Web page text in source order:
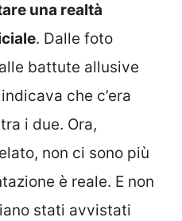
una realtà
. Dalle foto
battute allusive
che c’era
i due. Ora,
non ci sono più
è reale. E non
stati avvistati